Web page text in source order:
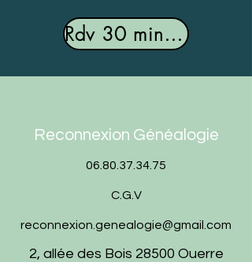
Rdv 30 minutes
Reconnexion Généalogie
06.80.37.34.75
C.G.V
reconnexion.genealogie@gmail.com
2, allée des Bois 28500 Ouerre